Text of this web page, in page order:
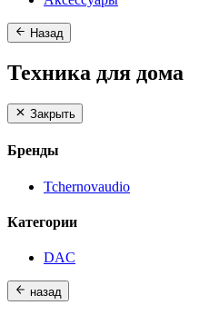
Назад
Техника для дома
Закрыть
Бренды
Tchernovaudio
Категории
DAC
назад